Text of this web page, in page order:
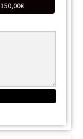
150,00€